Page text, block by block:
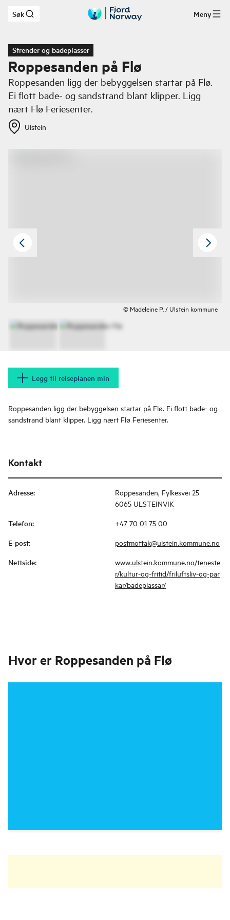
Hopp til hovedinnhold
Søk Meny
Strender og badeplasser
Roppesanden på Flø
Roppesanden ligg der bebyggelsen startar på Flø.
Ei flott bade- og sandstrand blant klipper. Ligg
nært Flø Feriesenter.
Ulstein
© Madeleine P. / Ulstein kommune
Legg til reiseplanen min
Roppesanden ligg der bebyggelsen startar på Flø. Ei flott bade- og
sandstrand blant klipper. Ligg nært Flø Feriesenter.
Kontakt
Adresse:
Roppesanden, Fylkesvei 25
6065 ULSTEINVIK
Telefon: +47 70 01 75 00
E-post: postmottak@ulstein.kommune.no
Nettside:
www.ulstein.kommune.no/teneste
r/kultur-og-fritid/friluftsliv-og-par
kar/badeplassar/
Hvor er Roppesanden på Flø